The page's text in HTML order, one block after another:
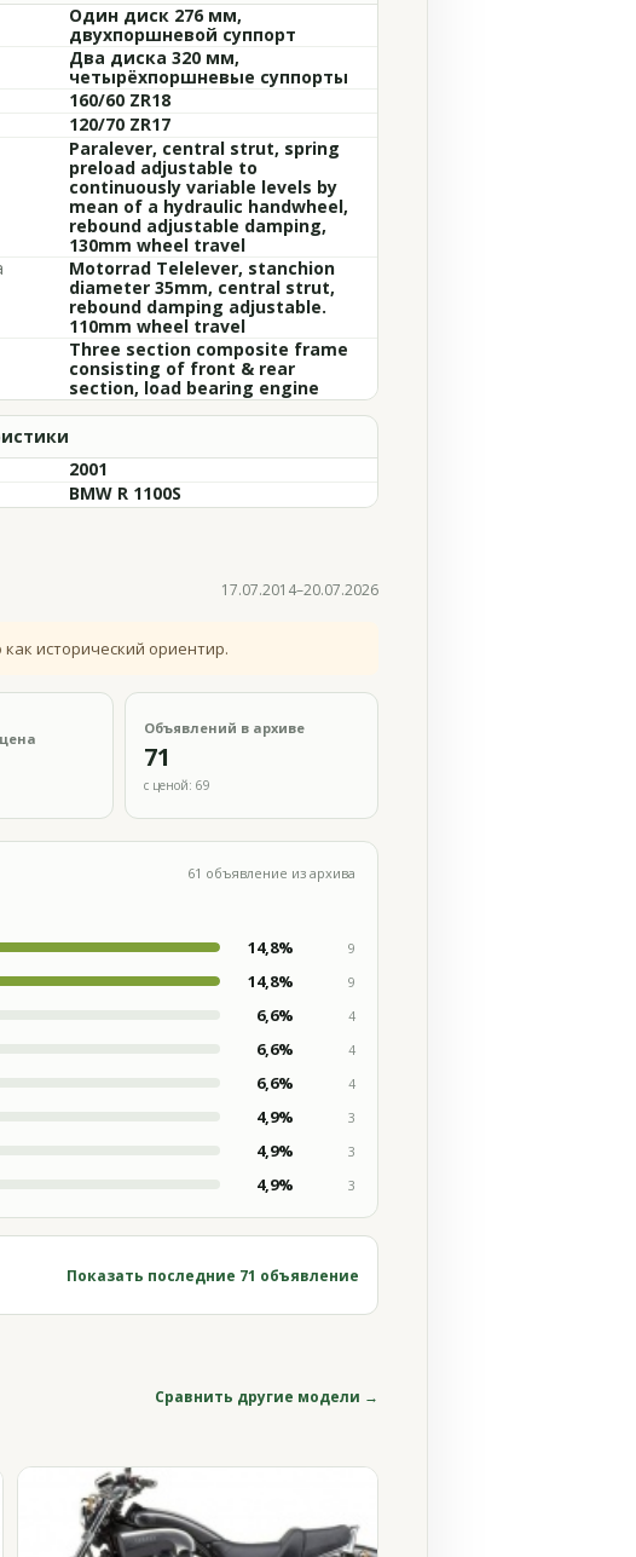
Один диск 276 мм,
двухпоршневой суппорт
Два диска 320 мм,
четырёхпоршневые суппорты
160/60 ZR18
120/70 ZR17
Paralever, central strut, spring
preload adjustable to
continuously variable levels by
mean of a hydraulic handwheel,
rebound adjustable damping,
130mm wheel travel
Motorrad Telelever, stanchion
diameter 35mm, central strut,
rebound damping adjustable.
110mm wheel travel
Three section composite frame
consisting of front & rear
section, load bearing engine
2001
BMW R 1100S
17.07.2014–20.07.2026
исторический ориентир.
Объявлений в архиве
71
с ценой: 69
61 объявление из архива
14,8%
9
14,8%
9
6,6%
4
6,6%
4
6,6%
4
4,9%
3
4,9%
3
4,9% 3
Показать последние 71 объявление
Сравнить другие модели →